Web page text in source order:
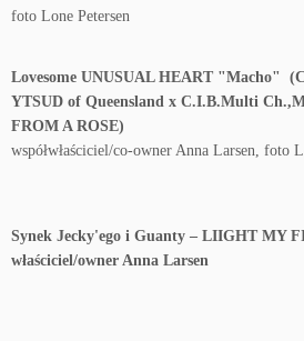
foto Lone Petersen
Lovesome UNUSUAL HEART "Macho"
YTSUD of Queensland x C.I.B.Multi
FROM A ROSE)
współwłaściciel/co-owner Anna Larsen, foto
Synek Jecky'ego i Guanty – LIIGHT MY
właściciel/owner Anna Larsen